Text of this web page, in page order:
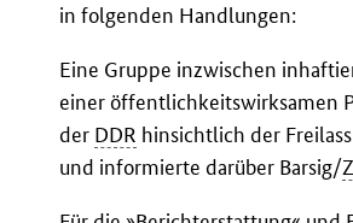
in folgenden Handlungen:
Eine Gruppe inzwischen
einer öffentlichkeitswirksamen
der DDR hinsichtlich der
und informierte darüber Barsig/